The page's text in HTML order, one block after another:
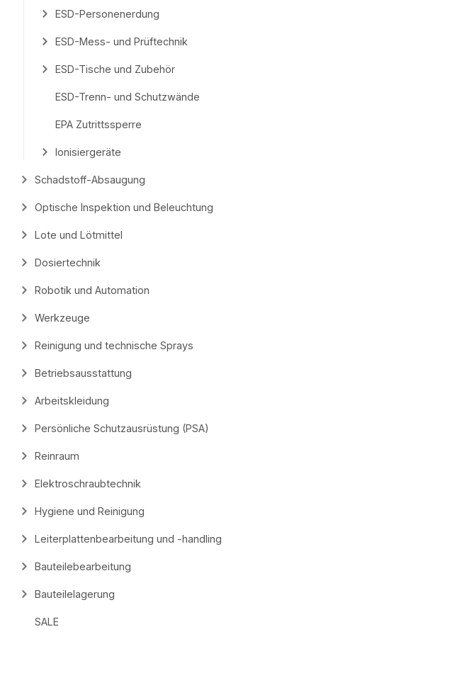
ESD-Personenerdung
ESD-Mess- und Prüftechnik
ESD-Tische und Zubehör
ESD-Trenn- und Schutzwände
EPA Zutrittssperre
Ionisiergeräte
Schadstoff-Absaugung
Optische Inspektion und Beleuchtung
Lote und Lötmittel
Dosiertechnik
Robotik und Automation
Werkzeuge
Reinigung und technische Sprays
Betriebsausstattung
Arbeitskleidung
Persönliche Schutzausrüstung (PSA)
Reinraum
Elektroschraubtechnik
Hygiene und Reinigung
Leiterplattenbearbeitung und -handling
Bauteilebearbeitung
Bauteilelagerung
SALE